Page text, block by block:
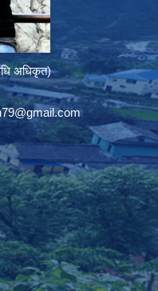
अधिकृत)